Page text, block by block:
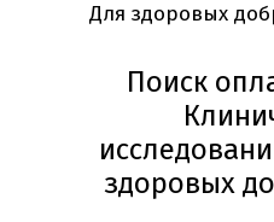
Для здоровых
Поиск
здоровых